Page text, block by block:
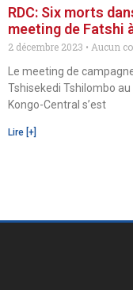
RDC: Six morts
meeting de Fatshi
2 décembre 2023
Aucun
Le meeting de
Tshisekedi Tshilombo
Kongo-Central s’est
Lire [+]